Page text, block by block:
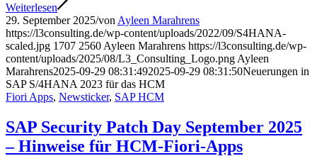
Weiterlesen
29. September 2025/von Ayleen Marahrens
https://l3consulting.de/wp-content/uploads/2022/09/S4HANA-
scaled.jpg 1707 2560 Ayleen Marahrens https://l3consulting.de/wp-
content/uploads/2025/08/L3_Consulting_Logo.png Ayleen
Marahrens2025-09-29 08:31:492025-09-29 08:31:50Neuerungen in
SAP S/4HANA 2023 für das HCM
Fiori Apps, Newsticker, SAP HCM
SAP Security Patch Day September 2025
– Hinweise für HCM-Fiori-Apps